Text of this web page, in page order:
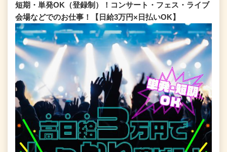
短期・単発OK（登録制）！コンサート・フェス・ライブ
会場などでのお仕事！【日給3万円×日払いOK】